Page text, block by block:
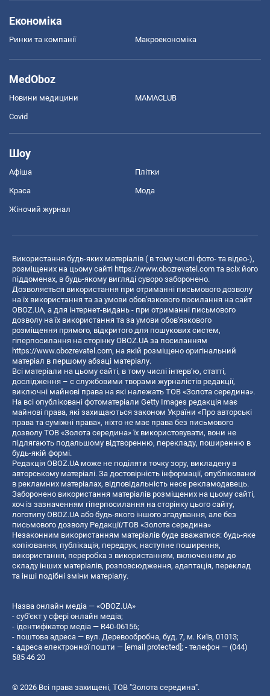
Економіка
Ринки та компанії Макроекономіка
MedOboz
Новини медицини MAMACLUB
Covid
Шоу
Афіша Плітки
Краса Мода
Жіночий журнал
Використання будь-яких матеріалів ( в тому числі фото- та відео-),
розміщених на цьому сайті https://www.obozrevatel.com та всіх його
піддоменах, в будь-якому вигляді суворо заборонено.
Дозволяється використання при отриманні письмового дозволу
на їх використання та за умови обов'язкового посилання на сайт
OBOZ.UA, а для інтернет-видань - при отриманні письмового
дозволу на їх використання та за умови обов'язкового
розміщення прямого, відкритого для пошукових систем,
гіперпосилання на сторінку OBOZ.UA за посиланням
https://www.obozrevatel.com, на якій розміщено оригінальний
матеріал в першому абзаці матеріалу.
Всі матеріали на цьому сайті, в тому числі інтерв’ю, статті,
дослідження – є службовими творами журналістів редакції,
виключні майнові права на які належать ТОВ «Золота середина».
На всі опубліковані фотоматеріали Getty Images редакція має
майнові права, які захищаються законом України «Про авторські
права та суміжні права», ніхто не має права без письмового
дозволу ТОВ «Золота середина» їх використовувати, вони не
підлягають подальшому відтворенню, перекладу, поширенню в
будь-якій формі.
Редакція OBOZ.UA може не поділяти точку зору, викладену в
авторському матеріалі. За достовірність інформації, опублікованої
в рекламних матеріалах, відповідальність несе рекламодавець.
Заборонено використання матеріалів розміщених на цьому сайті,
хоч із зазначенням гіперпосилання на сторінку цього сайту,
логотипу OBOZ.UA або будь-якого іншого згадування, але без
письмового дозволу Редакції/ТОВ «Золота середина»
Незаконним використанням матеріалів буде вважатися: будь-яке
копiювання, публiкацiя, передрук, наступне поширення,
використання, переробка з використанням, включенням до
складу інших матеріалів, розповсюдження, адаптація, переклад
та інші подібні зміни матеріалу.
Назва онлайн медіа — «OBOZ.UA»
- суб'єкт у сфері онлайн медіа;
- ідентифікатор медіа — R40-06156;
- поштова адреса — вул. Деревообробна, буд. 7, м. Київ, 01013;
- адреса електронної пошти — [email protected]; - телефон — (044)
585 46 20
© 2026 Всі права захищені, ТОВ "Золота середина".